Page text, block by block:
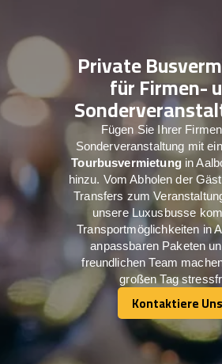
Private
für Firmen-
Fügen Sie Ihrer
Sonderveranstaltung mit
Tourbusvermietung in
hinzu. Vom Abholen der
Transfers zum
unsere Luxusbusse
Transportmöglichkeiten in
anpassbaren Paketen
freundlichen Team
großen Tag
Kontaktiere Uns
Kontaktiere Uns